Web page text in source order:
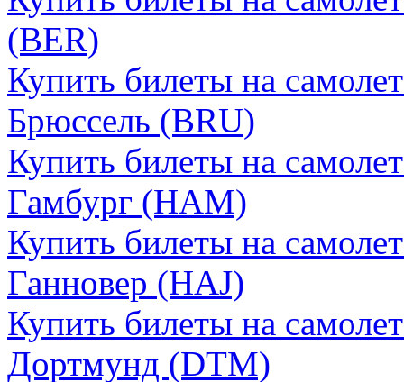
(BER)
Купить билеты на
Брюссель (BRU)
Купить билеты на
Гамбург (HAM)
Купить билеты на
Ганновер (HAJ)
Купить билеты на
Дортмунд (DTM)